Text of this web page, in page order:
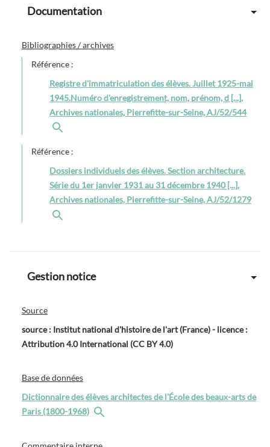
Documentation
Bibliographies / archives
Référence :
Registre d'immatriculation des élèves. Juillet 1925-mai
1945.Numéro d'enregistrement, nom, prénom, d [...],
Archives nationales, Pierrefitte-sur-Seine, AJ/52/544
Référence :
Dossiers individuels des élèves. Section architecture.
Série du 1er janvier 1931 au 31 décembre 1940 [...],
Archives nationales, Pierrefitte-sur-Seine, AJ/52/1279
Gestion notice
Source
source : Institut national d'histoire de l'art (France) - licence :
Attribution 4.0 International (CC BY 4.0)
Base de données
Dictionnaire des élèves architectes de l’École des beaux-arts de
Paris (1800-1968)